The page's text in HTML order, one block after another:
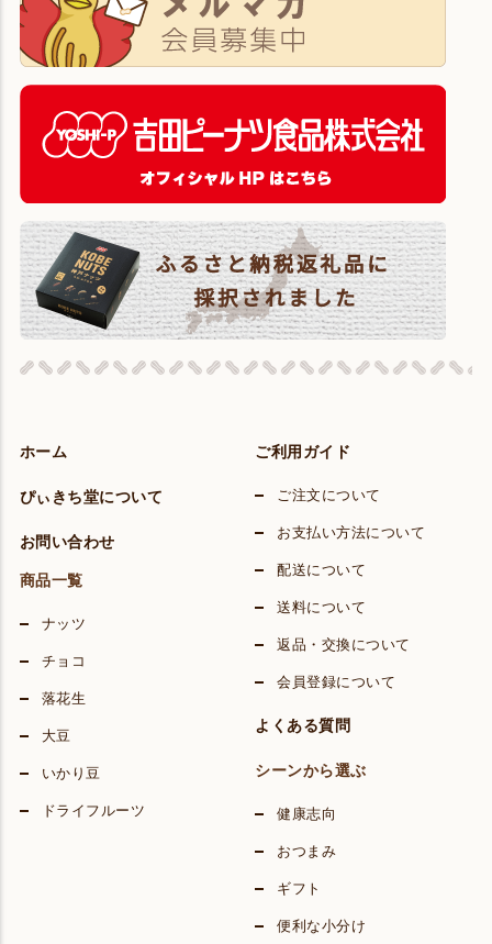
ホーム
ぴぃきち堂について
お問い合わせ
ご利用ガイド
ご注文について
お支払い方法について
配送について
送料について
返品・交換について
会員登録について
よくある質問
商品一覧
ナッツ
チョコ
落花生
大豆
いかり豆
ドライフルーツ
シーンから選ぶ
健康志向
おつまみ
ギフト
便利な小分け